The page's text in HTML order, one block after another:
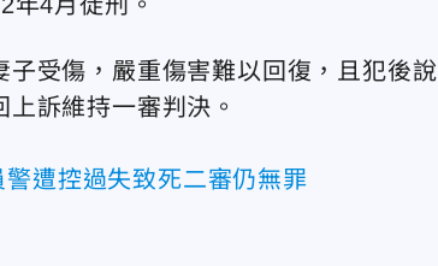
受傷，嚴重傷害難以回復，且犯後說
訴維持一審判決。
遭控過失致死二審仍無罪